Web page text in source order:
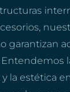
garantizan
Entendemos
la estética